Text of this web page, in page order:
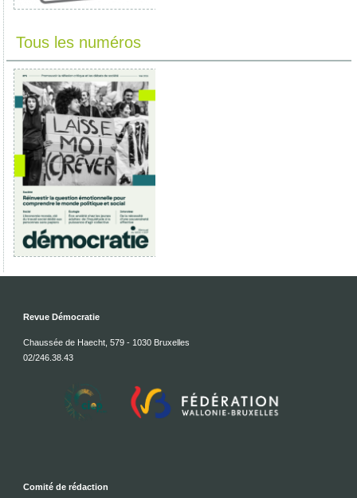
Tous les numéros
Revue Démocratie
Chaussée de Haecht, 579 - 1030 Bruxelles
02/246.38.43
Comité de rédaction